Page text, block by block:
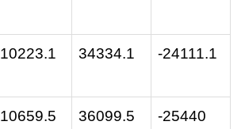
10223.1 34334.1 -24111.1
10659.5 36099.5 -25440